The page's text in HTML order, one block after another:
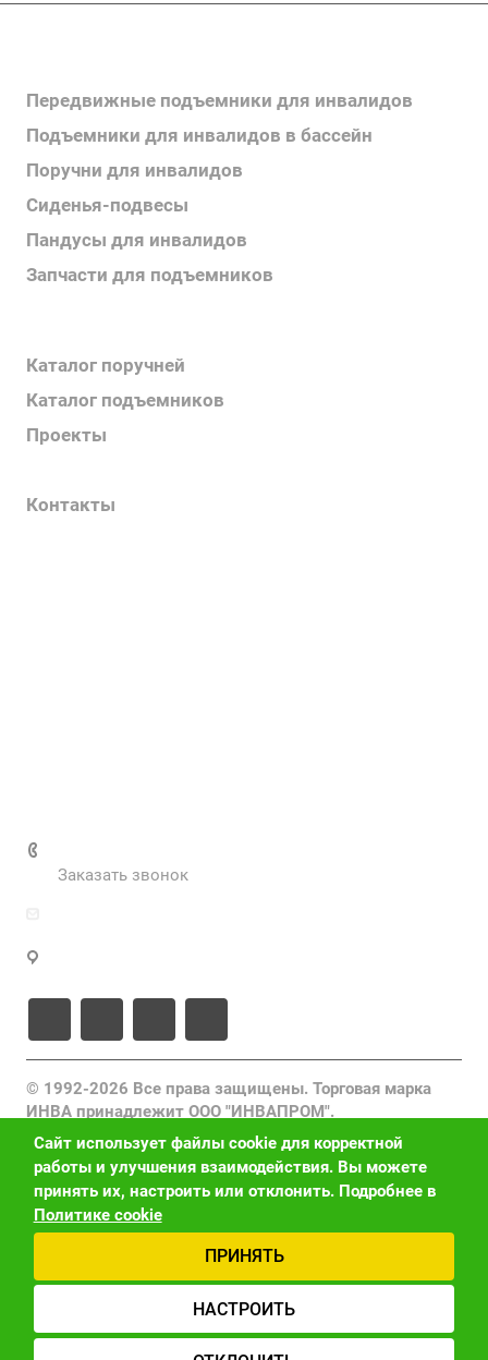
Передвижные подъемники для инвалидов
Подъемники для инвалидов в бассейн
Поручни для инвалидов
Сиденья-подвесы
Пандусы для инвалидов
Запчасти для подъемников
Каталог поручней
Каталог подъемников
Проекты
Контакты
Заказать звонок
© 1992-2026 Все права защищены. Торговая марка
ИНВА принадлежит ООО "ИНВАПРОМ".
Любое использование (копирование, воспроизведение,
переработка, распространение) фото-, видео- и
текстовых материалов, размещенных на данном
сайте, без письменного разрешения правообладателя
запрещено и преследуется по закону (ст. 1301 ГК РФ).
Политика конфиденциальности
Версия для слабовидящих
Сайт использует файлы cookie для корректной
работы и улучшения взаимодействия. Вы можете
принять их, настроить или отклонить. Подробнее в
Политике cookie
ПРИНЯТЬ
НАСТРОИТЬ